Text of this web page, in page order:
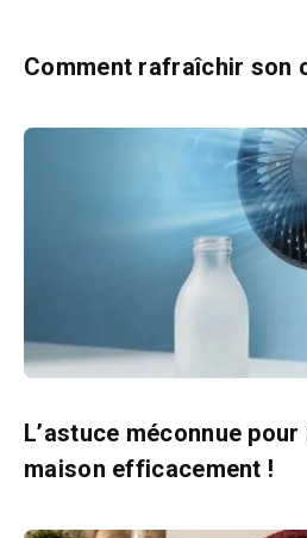
Comment rafraîchir son
L’astuce méconnue
maison efficacement !